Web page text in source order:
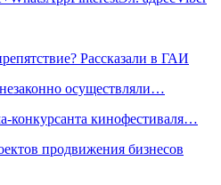
Рассказали в ГАИ
осуществляли…
конкурсанта кинофестиваля…
продвижения бизнесов